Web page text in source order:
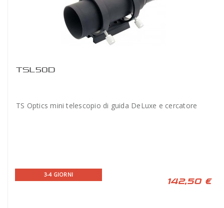
TSL50D
TS Optics mini telescopio di guida DeLuxe e cercatore
3-4 GIORNI
142,50 €